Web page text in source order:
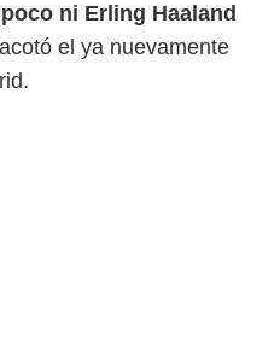
ni Erling Haaland
el ya nuevamente